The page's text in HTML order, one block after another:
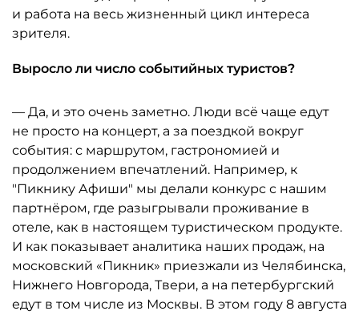
и работа на весь жизненный цикл интереса
зрителя.
Выросло ли число событийных туристов?
— Да, и это очень заметно. Люди всё чаще едут
не просто на концерт, а за поездкой вокруг
события: с маршрутом, гастрономией и
продолжением впечатлений. Например, к
"Пикнику Афиши" мы делали конкурс с нашим
партнёром, где разыгрывали проживание в
отеле, как в настоящем туристическом продукте.
И как показывает аналитика наших продаж, на
московский «Пикник» приезжали из Челябинска,
Нижнего Новгорода, Твери, а на петербургский
едут в том числе из Москвы. В этом году 8 августа